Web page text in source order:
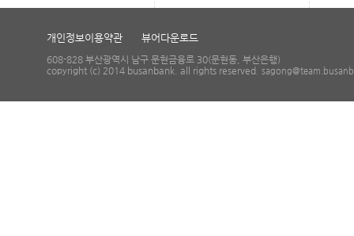
개인정보이용약관 뷰어다운로드
608-828 부산광역시 남구 문현금융로 30(문현동, 부산은행)
copyright (c) 2014 busanbank. all rights reserved.